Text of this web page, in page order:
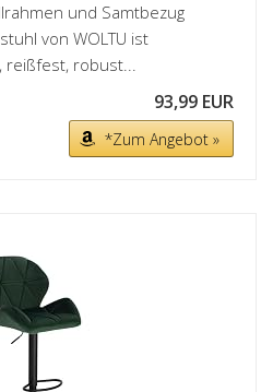
und Samtbezug
von WOLTU ist
reißfest, robust...
93,99 EUR
*Zum Angebot »